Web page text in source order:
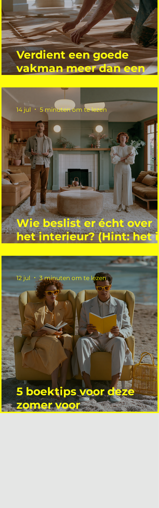
Verdient een goede
vakman meer dan een
Wie beslist er écht over
het interieur? (Hint: het is
14 jul 5 minuten om te lezen
5 boektips voor deze
zomer voor
12 jul 3 minuten om te lezen